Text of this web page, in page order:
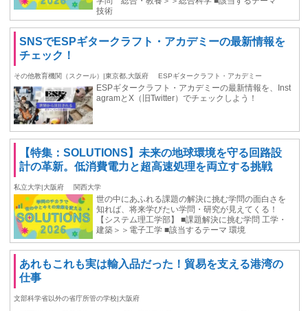
技術
SNSでESPギタークラフト・アカデミーの最新情報を
チェック！
その他教育機関（スクール）|東京都,大阪府 ESPギタークラフト・アカデミー
ESPギタークラフト・アカデミーの最新情報を、Inst
agramとX（旧Twitter）でチェックしよう！
【特集：SOLUTIONS】未来の地球環境を守る回路設
計の革新。低消費電力と超高速処理を両立する挑戦
私立大学|大阪府 関西大学
世の中にあふれる課題の解決に挑む学問の面白さを
知れば、将来学びたい学問・研究が見えてくる！
【システム理工学部】 ■課題解決に挑む学問 工学・
建築＞＞電子工学 ■該当するテーマ 環境
あれもこれも実は輸入品だった！貿易を支える港湾の
仕事
文部科学省以外の省庁所管の学校|大阪府